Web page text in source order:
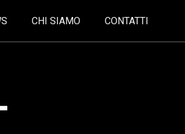
CHI SIAMO CONTATTI